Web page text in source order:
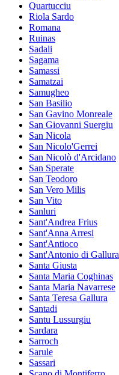
Quartucciu
Riola Sardo
Romana
Ruinas
Sadali
Sagama
Samassi
Samatzai
Samugheo
San Basilio
San Gavino Monreale
San Giovanni Suergiu
San Nicola
San Nicolo'Gerrei
San Nicolò d'Arcidano
San Sperate
San Teodoro
San Vero Milis
San Vito
Sanluri
Sant'Andrea Frius
Sant'Anna Arresi
Sant'Antioco
Sant'Antonio di Gallura
Santa Giusta
Santa Maria Coghinas
Santa Maria Navarrese
Santa Teresa Gallura
Santadi
Santu Lussurgiu
Sardara
Sarroch
Sarule
Sassari